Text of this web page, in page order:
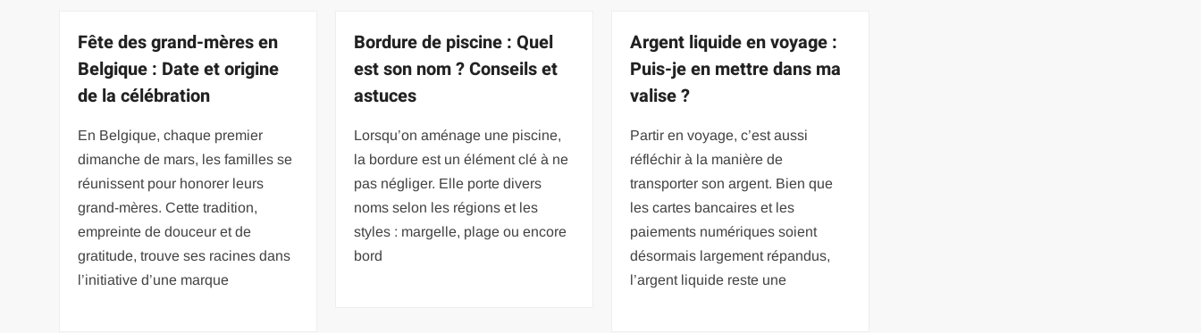
Fête des grand-mères en
Belgique : Date et origine
de la célébration
En Belgique, chaque premier
dimanche de mars, les familles se
réunissent pour honorer leurs
grand-mères. Cette tradition,
empreinte de douceur et de
gratitude, trouve ses racines dans
l’initiative d’une marque
Bordure de piscine : Quel
est son nom ? Conseils et
astuces
Lorsqu’on aménage une piscine,
la bordure est un élément clé à ne
pas négliger. Elle porte divers
noms selon les régions et les
styles : margelle, plage ou encore
bord
Argent liquide en voyage :
Puis-je en mettre dans ma
valise ?
Partir en voyage, c’est aussi
réfléchir à la manière de
transporter son argent. Bien que
les cartes bancaires et les
paiements numériques soient
désormais largement répandus,
l’argent liquide reste une